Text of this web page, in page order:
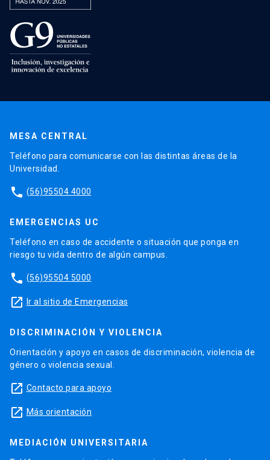
MESA CENTRAL
Teléfono para comunicarse con las distintas áreas de la
Universidad.
phone (56)95504 4000
EMERGENCIAS UC
Teléfono en caso de accidente o situación que ponga en
riesgo tu vida dentro de algún campus.
phone (56)95504 5000
launch Ir al sitio de Emergencias
DISCRIMINACIÓN Y VIOLENCIA
Orientación y apoyo en casos de discriminación, violencia de
género o violencia sexual.
launch Contacto para apoyo
launch Más orientación
MEDIACIÓN UNIVERSITARIA